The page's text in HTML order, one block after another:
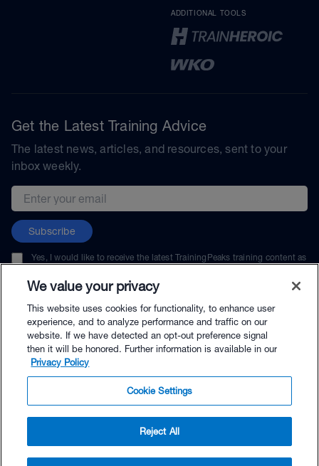
$128.00 - Buy Now
ADDITIONAL TOOLS
Get the Latest Training Advice
The latest news, articles, and resources, sent to your
inbox weekly.
Email address
Subscribe
Yes, I would like to receive the latest TrainingPeaks training content as
unsubscribe at any time.
© TrainingPeaks, LLC
We value your privacy
This website uses cookies for functionality, to enhance user
experience, and to analyze performance and traffic on our
website. If we have detected an opt-out preference signal
then it will be honored. Further information is available in our
Privacy Policy
Cookie Settings
Reject All